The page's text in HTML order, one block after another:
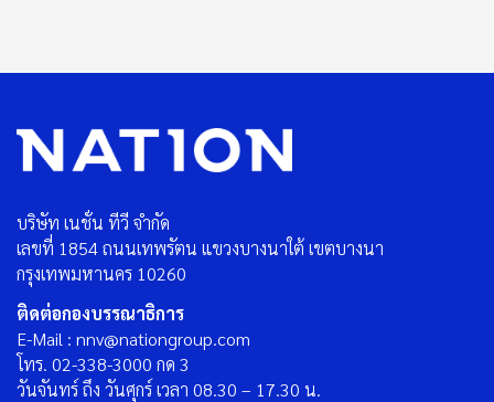
บริษัท เนชั่น ทีวี จำกัด
เลขที่ 1854 ถนนเทพรัตน แขวงบางนาใต้ เขตบางนา
กรุงเทพมหานคร 10260
ติดต่อกองบรรณาธิการ
E-Mail : nnv@nationgroup.com
โทร. 02-338-3000 กด 3
วันจันทร์ ถึง วันศุกร์ เวลา 08.30 – 17.30 น.